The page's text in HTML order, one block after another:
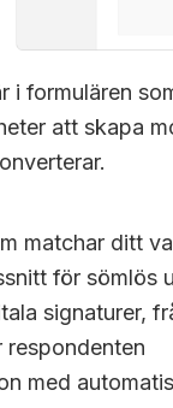
i formulären
att skapa
matchar ditt
för sömlös
signaturer,
respondenten
med